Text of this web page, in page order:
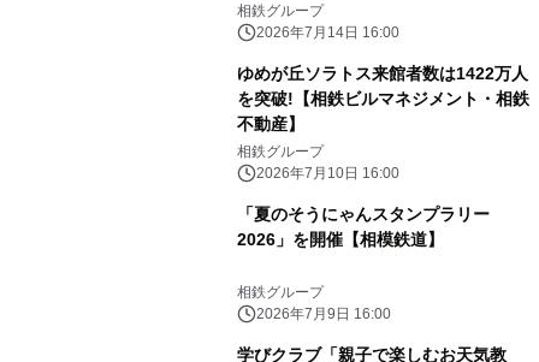
相鉄グループ
2026年7月14日 16:00
ゆめが丘ソラトス来館者数は1422万人
を突破!【相鉄ビルマネジメント・相鉄
不動産】
相鉄グループ
2026年7月10日 16:00
「夏のそうにゃんスタンプラリー
2026」を開催【相模鉄道】
相鉄グループ
2026年7月9日 16:00
学びクラブ「親子で楽しむお天気教